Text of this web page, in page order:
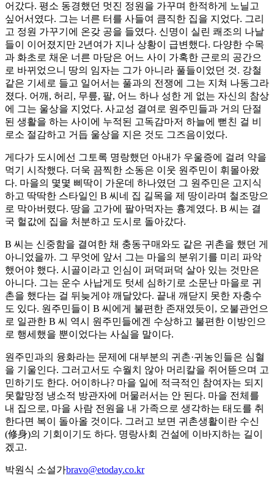
어갔다. 평소 동경했던 멋진 정원을 가꾸며 한적하게 노닐고
싶어서였다. 그는 너른 터를 사들여 큼직한 집을 지었다. 그리
고 정원 가꾸기에 온갖 공을 들였다. 신명이 실린 쾌조의 나날
들이 이어졌지만 2년여가 지나 상황이 급변했다. 다양한 수목
과 화초로 채운 너른 마당은 어느 사이 가혹한 근로의 공간으
로 바뀌었으니 땅의 임자는 그가 아니라 풀들이었던 것. 강철
같은 기세로 들고 일어서는 풀과의 전쟁에 그는 지쳐 나동그라
졌다. 어깨, 허리, 무릎, 팔, 어느 하나 성한 게 없는 자신의 참상
에 그는 울상을 지었다. 사교성 결여로 원주민들과 거의 단절
된 생활을 하는 사이에 누적된 고독감마저 하늘에 뻗친 걸 비
로소 절감하고 거듭 울상을 지은 것도 그즈음이었다.
게다가 도시에선 그토록 명랑했던 아내가 우울증에 걸려 약을
먹기 시작했다. 더욱 끔찍한 소동은 이웃 원주민이 휘몰아왔
다. 마을의 몇몇 삐딱이 가운데 하나였던 그 원주민은 고지식
하고 딱딱한 스타일인 B 씨네 집 길목을 제 땅이라며 철조망으
로 막아버렸다. 땅을 고가에 팔아먹자는 흉계였다. B 씨는 결
국 헐값에 집을 처분하고 도시로 돌아갔다.
B 씨는 신중함을 결여한 채 충동구매와도 같은 귀촌을 했던 게
아니었을까. 그 무엇에 앞서 그는 마을의 분위기를 미리 파악
했어야 했다. 시골이라고 인심이 퍼덕퍼덕 살아 있는 것만은
아니다. 그는 운수 사납게도 텃세 심하기로 소문난 마을로 귀
촌을 했다는 걸 뒤늦게야 깨달았다. 끝내 깨닫지 못한 자충수
도 있다. 원주민들이 B 씨에게 불편한 존재였듯이, 오불관언으
로 일관한 B 씨 역시 원주민들에겐 수상하고 불편한 이방인으
로 행세했을 뿐이었다는 사실을 말이다.
원주민과의 융화라는 문제에 대부분의 귀촌·귀농인들은 심혈
을 기울인다. 그러고서도 수월치 않아 머리칼을 쥐어뜯으며 고
민하기도 한다. 어이하나? 마을 일에 적극적인 참여자는 되지
못할망정 냉소적 방관자에 머물러서는 안 된다. 마을 전체를
내 집으로, 마을 사람 전원을 내 가족으로 생각하는 태도를 취
한다면 복이 돌아올 것이다. 그러고 보면 귀촌생활이란 수신
(修身)의 기회이기도 하다. 명랑사회 건설에 이바지하는 길이
겠고.
박원식 소설가bravo@etoday.co.kr